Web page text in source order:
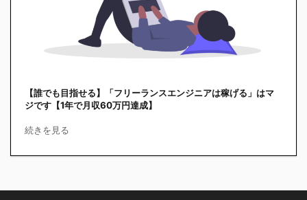
【誰でも目指せる】「フリーランスエンジニアは稼げる」はマ
ジです【1年で月収60万円達成】
続きを見る